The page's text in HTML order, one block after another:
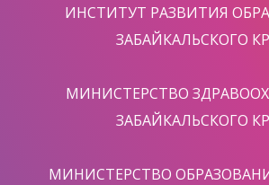
ИНСТИТУТ РАЗВИТИЯ
ЗАБАЙКАЛЬСКОГО
МИНИСТЕРСТВО
ЗАБАЙКАЛЬСКОГО
МИНИСТЕРСТВО